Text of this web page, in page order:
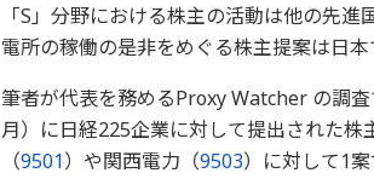
「S」分野における株主の活動は他の先
電所の稼働の是非をめぐる株主提案は日本
筆者が代表を務めるProxy Watcher の調
月）に日経225企業に対して提出された
（9501）や関西電力（9503）に対して1